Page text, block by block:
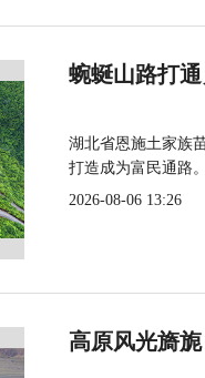
蜿蜒山路打
湖北省恩施土家族
打造成为富民通路。
2026-08-06 13:26
高原风光旖旎